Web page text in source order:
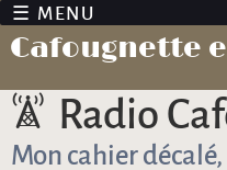
Cafougnette
Radio
Mon cahier